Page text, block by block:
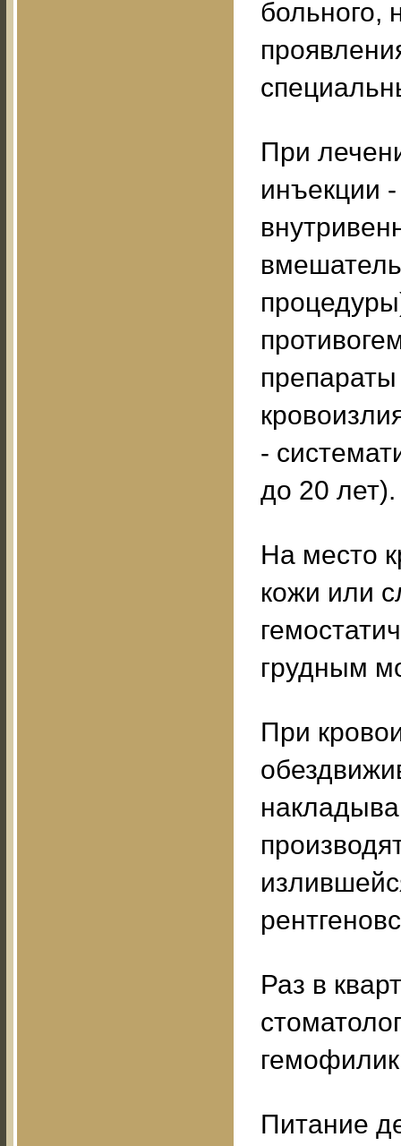
больного,
При
инъекции
-
до 20 лет).
На место
кожи или
грудным
При
Раз в
Питание